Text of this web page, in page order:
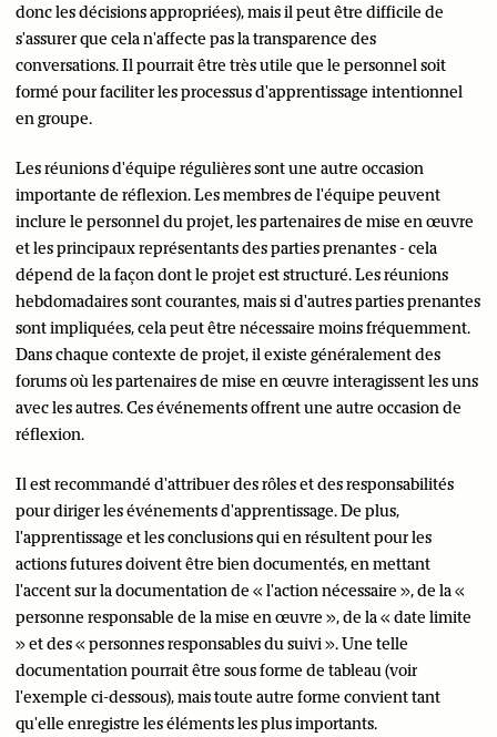
donc les décisions appropriées), mais il peut être difficile de
s'assurer que cela n'affecte pas la transparence des
conversations. Il pourrait être très utile que le personnel soit
formé pour faciliter les processus d'apprentissage intentionnel
en groupe.
Les réunions d'équipe régulières sont une autre occasion
importante de réflexion. Les membres de l'équipe peuvent
inclure le personnel du projet, les partenaires de mise en œuvre
et les principaux représentants des parties prenantes - cela
dépend de la façon dont le projet est structuré. Les réunions
hebdomadaires sont courantes, mais si d'autres parties prenantes
sont impliquées, cela peut être nécessaire moins fréquemment.
Dans chaque contexte de projet, il existe généralement des
forums où les partenaires de mise en œuvre interagissent les uns
avec les autres. Ces événements offrent une autre occasion de
réflexion.
Il est recommandé d'attribuer des rôles et des responsabilités
pour diriger les événements d'apprentissage. De plus,
l'apprentissage et les conclusions qui en résultent pour les
actions futures doivent être bien documentés, en mettant
l'accent sur la documentation de « l'action nécessaire », de la «
personne responsable de la mise en œuvre », de la « date limite
» et des « personnes responsables du suivi ». Une telle
documentation pourrait être sous forme de tableau (voir
l'exemple ci-dessous), mais toute autre forme convient tant
qu'elle enregistre les éléments les plus importants.